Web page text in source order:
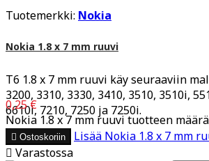
Tuotemerkki: Nokia
Nokia 1.8 x 7 mm ruuvi
T6 1.8 x 7 mm ruuvi käy seuraaviin
3200, 3310, 3330, 3410, 3510, 3510i,
6610i, 7210, 7250 ja 7250i.
0,25 €
Nokia 1.8 x 7 mm ruuvi tuotteen
 Ostoskoriin Lisää Nokia 1.8 x 7 mm
 Varastossa